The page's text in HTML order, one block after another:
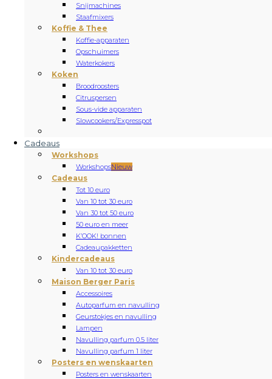
Snijmachines
Staafmixers
Koffie & Thee
Koffie-apparaten
Opschuimers
Waterkokers
Koken
Broodroosters
Citruspersen
Sous-vide apparaten
Slowcookers/Expresspot
Cadeaus
Workshops
WorkshopsNieuw
Cadeaus
Tot 10 euro
Van 10 tot 30 euro
Van 30 tot 50 euro
50 euro en meer
K’OOK! bonnen
Cadeaupakketten
Kindercadeaus
Van 10 tot 30 euro
Maison Berger Paris
Accessoires
Autoparfum en navulling
Geurstokjes en navulling
Lampen
Navulling parfum 0.5 liter
Navulling parfum 1 liter
Posters en wenskaarten
Posters en wenskaarten